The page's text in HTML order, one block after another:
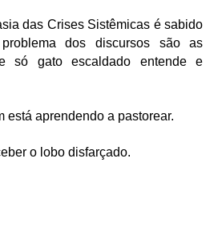
das Crises Sistêmicas é sabido
dos discursos são as
só gato escaldado entende e
está aprendendo a pastorear.
o lobo disfarçado.